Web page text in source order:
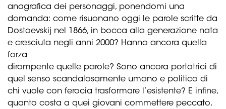
anagrafica dei personaggi, ponendomi una
domanda: come risuonano oggi le parole scritte da
Dostoevskij nel 1866, in bocca alla generazione nata
e cresciuta negli anni 2000? Hanno ancora quella
forza
dirompente quelle parole? Sono ancora portatrici di
quel senso scandalosamente umano e politico di
chi vuole con ferocia trasformare l’esistente? E infine,
quanto costa a quei giovani commettere peccato,